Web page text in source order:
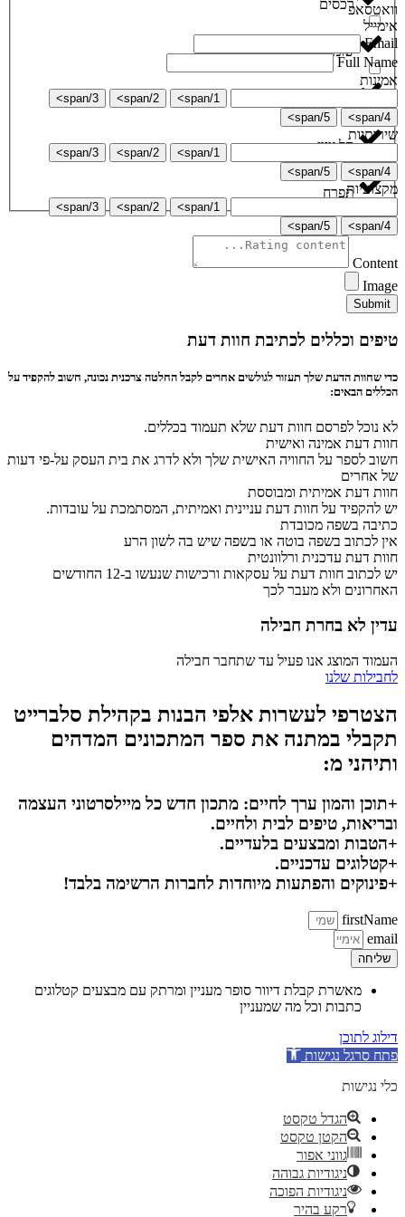
רכסים
שומרון
תל ציון
תפרח
וואטסאפ
אימייל
Email
Full Name
אמינות
1/span>
2/span>
3/span>
4/span>
5/span>
שירותיות
1/span>
2/span>
3/span>
4/span>
5/span>
מקצועיות
1/span>
2/span>
3/span>
4/span>
5/span>
Content
Image
Submit
טיפים וכללים לכתיבת חוות דעת
כדי שחוות הדעת שלך תעזור לגולשים אחרים לקבל החלטה צרכנית נכונה, חשוב להקפיד על
הכללים הבאים:
לא נוכל לפרסם חוות דעת שלא תעמוד בכללים.
חוות דעת אמינה ואישית
חשוב לספר על החוויה האישית שלך ולא לדרג את בית העסק על-פי דעות
של אחרים
חוות דעת אמיתית ומבוססת
יש להקפיד על חוות דעת עניינית ואמיתית, המסתמכת על עובדות.
כתיבה בשפה מכובדת
אין לכתוב בשפה בוטה או בשפה שיש בה לשון הרע
חוות דעת עדכנית ורלוונטית
יש לכתוב חוות דעת על עסקאות ורכישות שנעשו ב-12 החודשים
האחרונים ולא מעבר לכך
עדין לא בחרת חבילה
העמוד המוצג אנו פעיל עד שתחבר חבילה
לחבילות שלנו
הצטרפי לעשרות אלפי הבנות בקהילת סלברייט
תקבלי במתנה את ספר המתכונים המדהים
ותיהני מ:
+תוכן והמון ערך לחיים: מתכון חדש כל מיילסרטוני העצמה
ובריאות, טיפים לבית ולחיים.
+הטבות ומבצעים בלעדיים.
+קטלוגים עדכניים.
+פינוקים והפתעות מיוחדות לחברות הרשימה בלבד!
firstName
email
שליחה
מאשרת קבלת דיוור סופר מעניין ומרתק עם מבצעים קטלוגים
כתבות וכל מה שמעניין
דילוג לתוכן
פתח סרגל נגישות
כלי נגישות
הגדל טקסט
הקטן טקסט
גווני אפור
ניגודיות גבוהה
ניגודיות הפוכה
רקע בהיר